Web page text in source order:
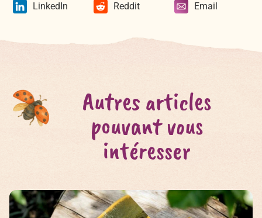
LinkedIn
Reddit Email
Autres articles
pouvant vous
intéresser